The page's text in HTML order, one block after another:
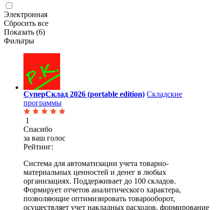
Электронная
Сбросить все
Показать (6)
Фильтры
СуперСклад 2026 (portable edition) Складские
программы
1
Спасибо
за ваш голос
Рейтинг:
Система для автоматизации учета товарно-
материальных ценностей и денег в любых
организациях. Поддерживает до 100 складов.
Формирует отчетов аналитического характера,
позволяющие оптимизировать товарооборот,
осуществляет учет накладных расходов, формирование